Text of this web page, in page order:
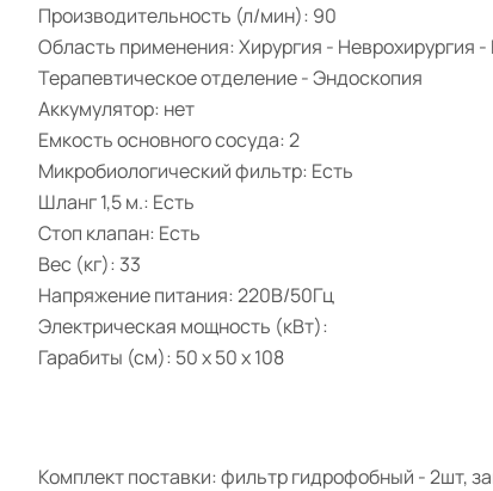
Производительность (л/мин): 90
Область применения: Хирургия - Неврохирургия
Терапевтическое отделение - Эндоскопия
Аккумулятор: нет
Емкость основного сосуда: 2
Микробиологический фильтр: Есть
Шланг 1,5 м.: Есть
Стоп клапан: Есть
Вес (кг): 33
Напряжение питания: 220В/50Гц
Электрическая мощность (кВт):
Гарабиты (см): 50 х 50 х 108
Комплект поставки: фильтр гидрофобный - 2шт,